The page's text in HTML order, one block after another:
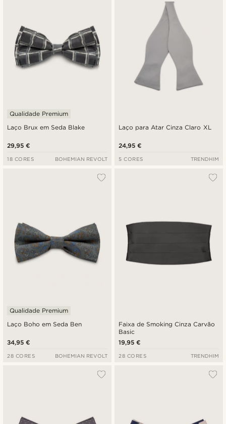
Laço Brux em Seda Blake
Qualidade Premium
29,95 €
18 CORES BOHEMIAN REVOLT
Laço para Atar Cinza Claro XL
24,95 €
5 CORES TRENDHIM
Laço Boho em Seda Ben
Qualidade Premium
34,95 €
28 CORES BOHEMIAN REVOLT
Faixa de Smoking Cinza Carvão
Basic
19,95 €
28 CORES TRENDHIM